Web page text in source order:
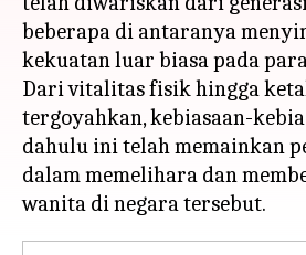
beberapa di antaranya
kekuatan luar biasa pada
Dari vitalitas fisik hingga
tergoyahkan, kebiasaan-
dahulu ini telah memainkan
dalam memelihara dan